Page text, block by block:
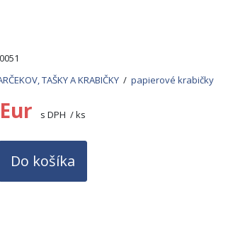
TAŠKY A KRABIČKY / papierové krabičky
s DPH / ks
Do košíka